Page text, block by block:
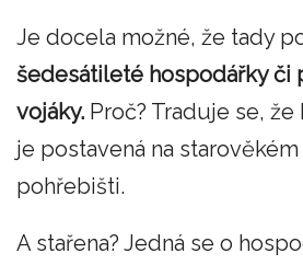
Je docela možné, že tady
šedesátileté hospodářky či
vojáky. Proč? Traduje se,
je postavená na
pohřebišti.
A stařena? Jedná se o